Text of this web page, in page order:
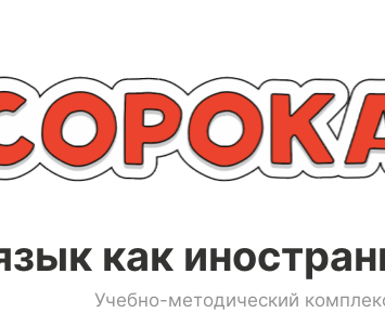
как
Учебно-методический